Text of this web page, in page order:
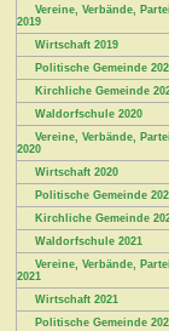
Vereine, Verbände,
2019
Wirtschaft 2019
Politische Gemeinde
Kirchliche Gemeinde
Waldorfschule 2020
Vereine, Verbände,
2020
Wirtschaft 2020
Politische Gemeinde
Kirchliche Gemeinde
Waldorfschule 2021
Vereine, Verbände,
2021
Wirtschaft 2021
Politische Gemeinde